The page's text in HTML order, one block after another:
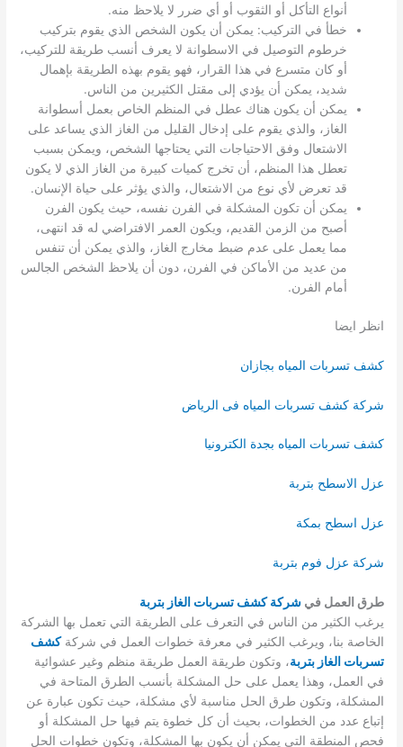
أنواع التأكل أو الثقوب أو أي ضرر لا يلاحظ منه.
خطأ في التركيب: يمكن أن يكون الشخص الذي يقوم بتركيب
خرطوم التوصيل في الاسطوانة لا يعرف أنسب طريقة للتركيب،
أو كان متسرع في هذا القرار، فهو يقوم بهذه الطريقة بإهمال
شديد، يمكن أن يؤدي إلى مقتل الكثيرين من الناس.
يمكن أن يكون هناك عطل في المنظم الخاص بعمل أسطوانة
الغاز، والذي يقوم على إدخال القليل من الغاز الذي يساعد على
الاشتعال وفق الاحتياجات التي يحتاجها الشخص، ويمكن بسبب
تعطل هذا المنظم، أن تخرج كميات كبيرة من الغاز الذي لا يكون
قد تعرض لأي نوع من الاشتعال، والذي يؤثر على حياة الإنسان.
يمكن أن تكون المشكلة في الفرن نفسه، حيث يكون الفرن
أصبح من الزمن القديم، ويكون العمر الافتراضي له قد انتهى،
مما يعمل على عدم ضبط مخارج الغاز، والذي يمكن أن تنفس
من عديد من الأماكن في الفرن، دون أن يلاحظ الشخص الجالس
أمام الفرن.
انظر ايضا
كشف تسربات المياه بجازان
شركة كشف تسربات المياه فى الرياض
كشف تسربات المياه بجدة الكترونيا
عزل الاسطح بتربة
عزل اسطح بمكة
شركة عزل فوم بتربة
طرق العمل فيشركة كشف تسربات الغاز بتربة
يرغب الكثير من الناس في التعرف على الطريقة التي تعمل بها الشركة
الخاصة بنا، ويرغب الكثير في معرفة خطوات العمل في شركةكشف
تسربات الغاز بتربة، وتكون طريقة العمل طريقة منظم وغير عشوائية
في العمل، وهذا يعمل على حل المشكلة بأنسب الطرق المتاحة في
المشكلة، وتكون طرق الحل مناسبة لأي مشكلة، حيث تكون عبارة عن
إتباع عدد من الخطوات، بحيث أن كل خطوة يتم فيها حل المشكلة أو
فحص المنطقة التي يمكن أن يكون بها المشكلة، وتكون خطوات الحل